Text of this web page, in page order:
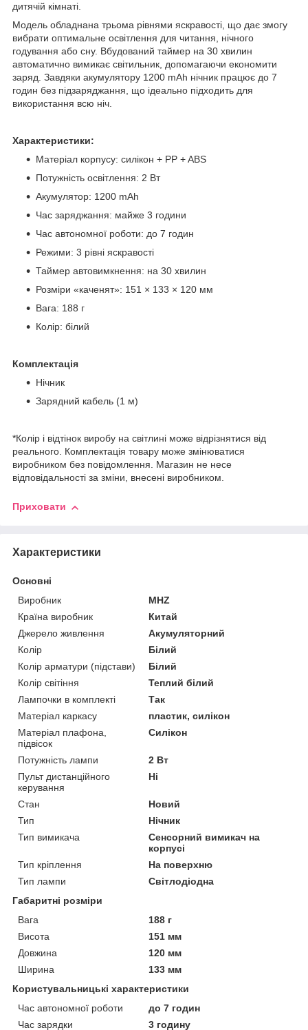
дитячій кімнаті.
Модель обладнана трьома рівнями яскравості, що дає змогу
вибрати оптимальне освітлення для читання, нічного
годування або сну. Вбудований таймер на 30 хвилин
автоматично вимикає світильник, допомагаючи економити
заряд. Завдяки акумулятору 1200 mAh нічник працює до 7
годин без підзаряджання, що ідеально підходить для
використання всю ніч.
Характеристики:
Матеріал корпусу: силікон + PP + ABS
Потужність освітлення: 2 Вт
Акумулятор: 1200 mAh
Час заряджання: майже 3 години
Час автономної роботи: до 7 годин
Режими: 3 рівні яскравості
Таймер автовимкнення: на 30 хвилин
Розміри «каченят»: 151 × 133 × 120 мм
Вага: 188 г
Колір: білий
Комплектація
Нічник
Зарядний кабель (1 м)
*Колір і відтінок виробу на світлині може відрізнятися від
реального. Комплектація товару може змінюватися
виробником без повідомлення. Магазин не несе
відповідальності за зміни, внесені виробником.
Приховати
Характеристики
Основні
Виробник
MHZ
Країна виробник
Китай
Джерело живлення
Акумуляторний
Колір
Білий
Колір арматури (підстави)
Білий
Колір світіння
Теплий білий
Лампочки в комплекті
Так
Матеріал каркасу
пластик, силікон
Матеріал плафона,
підвісок
Силікон
Потужність лампи
2 Вт
Пульт дистанційного
керування
Ні
Стан
Новий
Тип
Нічник
Тип вимикача
Сенсорний вимикач на
корпусі
Тип кріплення
На поверхню
Тип лампи
Світлодіодна
Габаритні розміри
Вага
188 г
Висота
151 мм
Довжина
120 мм
Ширина
133 мм
Користувальницькі характеристики
Час автономної роботи
до 7 годин
Час зарядки
3 годину